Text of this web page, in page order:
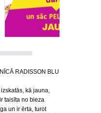
RADISSON BLU
izskatās, kā jauna,
taisīta no bieza
un ir ērta, turot